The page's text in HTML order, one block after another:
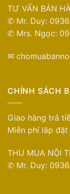
TƯ VẤN BÁN
✆ Mr. Duy:
✆ Mrs. Ngọc:
✉
CHÍNH SÁCH
Giao hàng trả
Miễn phí lắp đặt
THU MUA NỘI
✆ Mr. Duy: